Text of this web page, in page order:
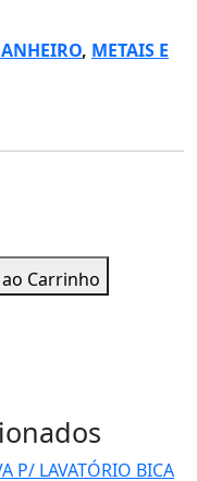
, METAIS E
Carrinho